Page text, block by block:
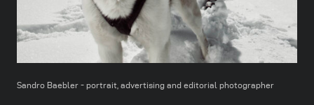
Sandro Baebler - portrait, advertising and editorial photographer